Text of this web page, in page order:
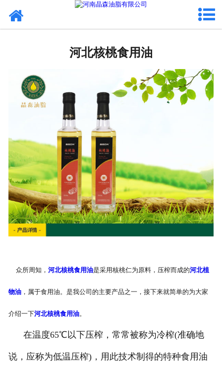
河北来料代工
河北核桃食用油
众所周知， 河北核桃食用油是采用核桃仁为原料，压榨而成的河北植
物油，属于食用油。是我公司的主要产品之一，接下来就简单的为大家
介绍一下河北核桃食用油。
在温度65℃以下压榨，常常被称为冷榨(准确地
说，应称为低温压榨)，用此技术制得的特种食用油